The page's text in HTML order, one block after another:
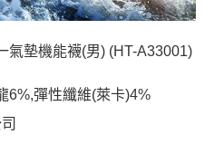
氣墊機能襪(男) (HT-A33001)
6%,彈性纖維(萊卡)4%